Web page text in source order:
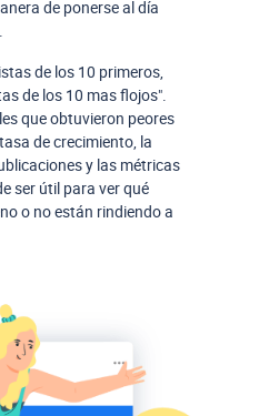
de ponerse al día
de los 10 primeros,
de los 10 mas flojos".
que obtuvieron peores
de crecimiento, la
y las métricas
ser útil para ver qué
o no están rindiendo a